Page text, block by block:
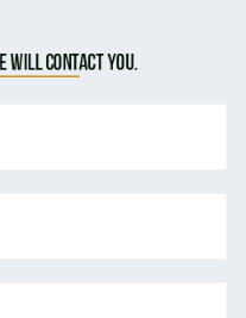
will contact you.